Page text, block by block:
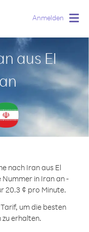
Anmelden
aus El
nach Iran aus El
Nummer in Iran an -
20.3 ¢ pro Minute.
um die besten
erhalten.